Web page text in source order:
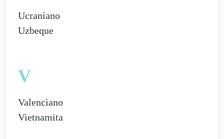
Ucraniano
Uzbeque
V
Valenciano
Vietnamita